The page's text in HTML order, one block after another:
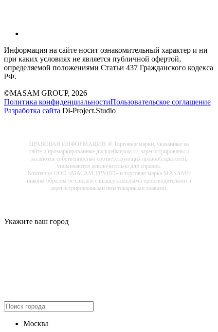
Информация на сайте носит ознакомительный характер и ни
при каких условиях не является публичной офертой,
определяемой положениями Статьи 437 Гражданского кодекса
РФ.
©MASAM GROUP, 2026
Политика конфиденциальностиПользовательское соглашение
Разработка сайта Di-Project.Studio
ПРАВОВАЯ ИНФОРМАЦИЯ: ® Торговые марки, указанные на
сайте и промаркированные дисклеймером ®, зарегистрированы и
являются собственностью соответствующих правообладателей,
упоминаются исключительно для справок.
Компания ООО «МАСАМ-ГРУПП» и торговая марка MASAM©
никоим образом не связана с вышеуказанными производителями и
зарегистрированными ими товарными знаками.
Укажите ваш город
Москва